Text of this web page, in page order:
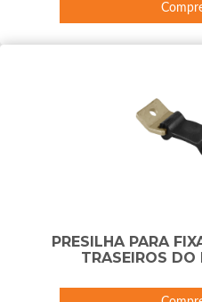
PRESILHA PARA
TRASEIROS DO